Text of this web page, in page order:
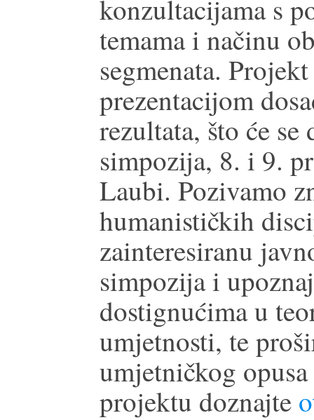
konzultacijama s
temama i načinu
segmenata.
prezentacijom
rezultata, što će
simpozija, 8. i 9.
Laubi. Pozivamo
humanističkih
zainteresiranu
simpozija i
dostignućima u
umjetnosti, te
umjetničkog
projektu doznajte